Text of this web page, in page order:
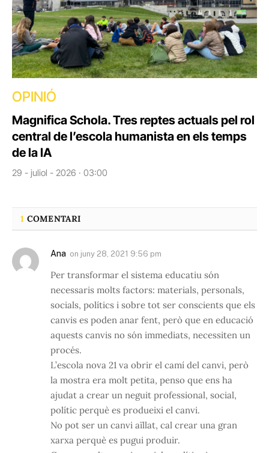
OPINIÓ
Magnifica Schola. Tres reptes actuals pel rol
central de l’escola humanista en els temps
de la IA
29 - juliol - 2026 · 03:00
1 COMENTARI
Ana on juny 28, 2021 9:56 pm
Per transformar el sistema educatiu són
necessaris molts factors: materials, personals,
socials, polítics i sobre tot ser conscients que els
canvis es poden anar fent, però que en educació
aquests canvis no són immediats, necessiten un
procés.
L’escola nova 21 va obrir el camí del canvi, però
la mostra era molt petita, penso que ens ha
ajudat a crear un neguit professional, social,
polític perquè es produeixi el canvi.
No pot ser un canvi aïllat, cal crear una gran
xarxa perquè es pugui produir.